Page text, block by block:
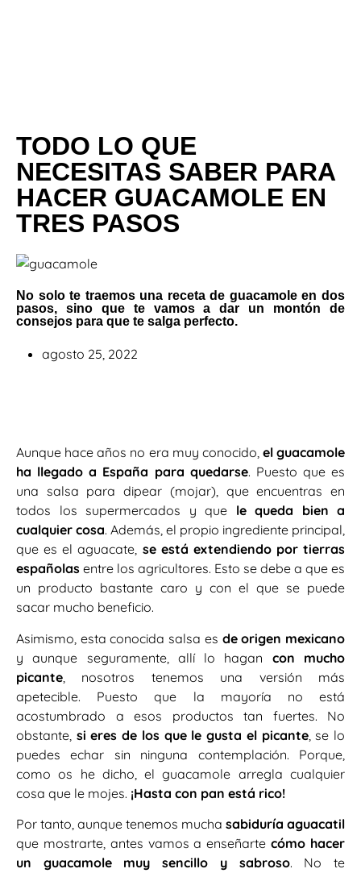
TODO LO QUE
NECESITAS SABER PARA
HACER GUACAMOLE EN
TRES PASOS
No solo te traemos una receta de guacamole en dos
pasos, sino que te vamos a dar un montón de
consejos para que te salga perfecto.
agosto 25, 2022
Aunque hace años no era muy conocido, el guacamole
ha llegado a España para quedarse. Puesto que es
una salsa para dipear (mojar), que encuentras en
todos los supermercados y que le queda bien a
cualquier cosa. Además, el propio ingrediente principal,
que es el aguacate, se está extendiendo por tierras
españolas entre los agricultores. Esto se debe a que es
un producto bastante caro y con el que se puede
sacar mucho beneficio.
Asimismo, esta conocida salsa es de origen mexicano
y aunque seguramente, allí lo hagan con mucho
picante , nosotros tenemos una versión más
apetecible. Puesto que la mayoría no está
acostumbrado a esos productos tan fuertes. No
obstante, si eres de los que le gusta el picante, se lo
puedes echar sin ninguna contemplación. Porque,
como os he dicho, el guacamole arregla cualquier
cosa que le mojes. ¡Hasta con pan está rico!
Por tanto, aunque tenemos mucha sabiduría aguacatil
que mostrarte, antes vamos a enseñartecómo hacer
un guacamole muy sencillo y sabroso. No te